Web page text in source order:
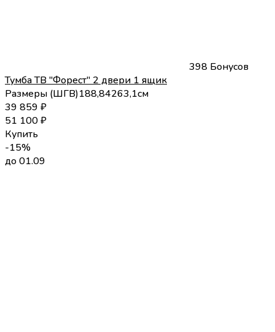
398 Бонусов
Тумба ТВ "Форест" 2 двери 1 ящик
Размеры (ШГВ)188,84263,1см
39 859 ₽
51 100₽
Купить
-15%
до 01.09